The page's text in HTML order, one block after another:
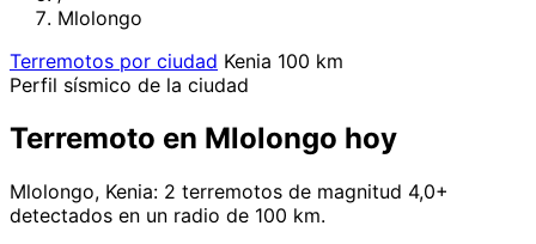
Mlolongo
Terremotos por ciudad Kenia 100 km
Perfil sísmico de la ciudad
Terremoto en Mlolongo hoy
Mlolongo, Kenia: 2 terremotos de magnitud 4,0+
detectados en un radio de 100 km.